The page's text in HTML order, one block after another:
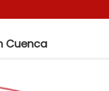
Cuenca